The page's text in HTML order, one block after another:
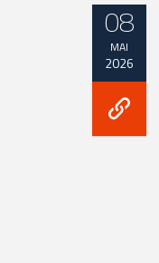
08
MAI
2026